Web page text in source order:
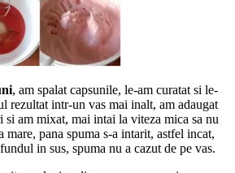
, am spalat capsunile, le-am curatat si le-
rezultat intr-un vas mai inalt, am adaugat
si am mixat, mai intai la viteza mica sa nu
mare, pana spuma s-a intarit, astfel incat,
in sus, spuma nu a cazut de pe vas.